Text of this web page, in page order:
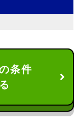
条件